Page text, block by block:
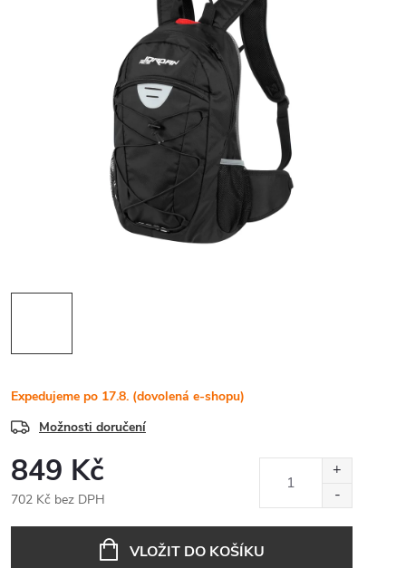
Expedujeme po 17.8. (dovolená e-shopu)
Možnosti doručení
849 Kč
702 Kč bez DPH
VLOŽIT DO KOŠÍKU